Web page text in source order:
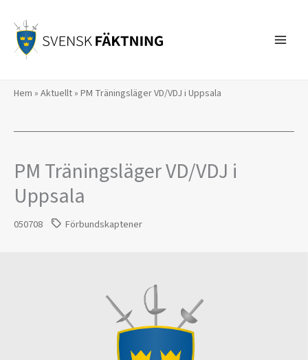
innehåll
Hem » Aktuellt» PM Träningsläger VD/VDJ i Uppsala
PM Träningsläger VD/VDJ i
Uppsala
050708 Förbundskaptener